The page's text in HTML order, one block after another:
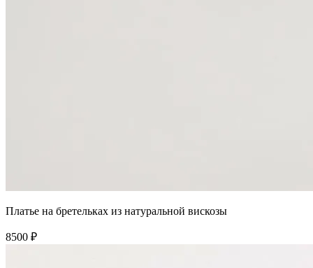
Платье на бретельках из натуральной вискозы
8500 ₽